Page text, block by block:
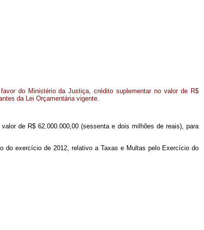
do Ministério da Justiça, crédito suplementar no valor de R$
da Lei Orçamentária vigente.
de R$ 62.000.000,00 (sessenta e dois milhões de reais), para
do exercício de 2012, relativo a Taxas e Multas pelo Exercício do